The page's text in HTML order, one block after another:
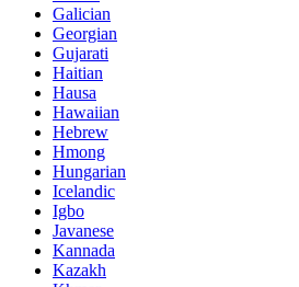
Galician
Georgian
Gujarati
Haitian
Hausa
Hawaiian
Hebrew
Hmong
Hungarian
Icelandic
Igbo
Javanese
Kannada
Kazakh